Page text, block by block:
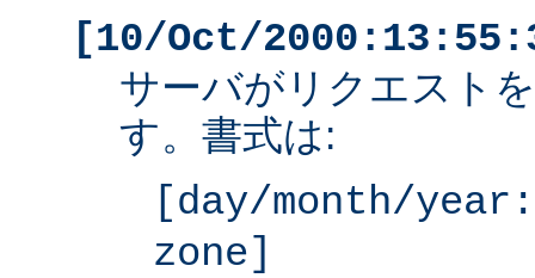
[10/Oct/
サーバがリクエスト
す。書式は:
[day/month/
zone]